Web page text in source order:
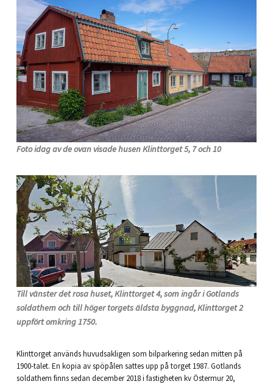
Foto idag av de ovan visade husen Klinttorget 5, 7 och 10
Till vänster det rosa huset, Klinttorget 4, som ingår i Gotlands
soldathem och till höger torgets äldsta byggnad, Klinttorget 2
uppfört omkring 1750.
Klinttorget används huvudsakligen som bilparkering sedan mitten på
1900-talet. En kopia av spöpålen sattes upp på torget 1987. Gotlands
soldathem finns sedan december 2018 i fastigheten kv Östermur 20,